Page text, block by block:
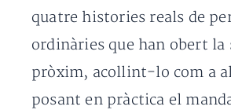
quatre histories reals de
ordinàries que han obert la
pròxim, acollint-lo com a
posant en pràctica el